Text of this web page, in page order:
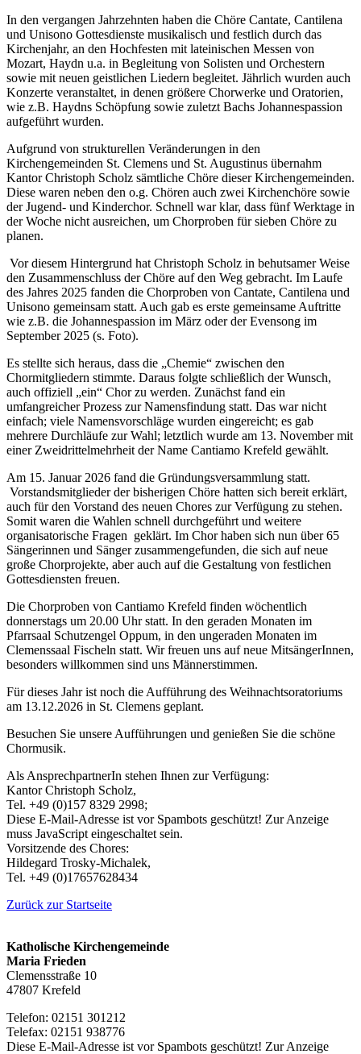
In den vergangen Jahrzehnten haben die Chöre Cantate, Cantilena
und Unisono Gottesdienste musikalisch und festlich durch das
Kirchenjahr, an den Hochfesten mit lateinischen Messen von
Mozart, Haydn u.a. in Begleitung von Solisten und Orchestern
sowie mit neuen geistlichen Liedern begleitet. Jährlich wurden auch
Konzerte veranstaltet, in denen größere Chorwerke und Oratorien,
wie z.B. Haydns Schöpfung sowie zuletzt Bachs Johannespassion
aufgeführt wurden.
Aufgrund von strukturellen Veränderungen in den
Kirchengemeinden St. Clemens und St. Augustinus übernahm
Kantor Christoph Scholz sämtliche Chöre dieser Kirchengemeinden.
Diese waren neben den o.g. Chören auch zwei Kirchenchöre sowie
der Jugend- und Kinderchor. Schnell war klar, dass fünf Werktage in
der Woche nicht ausreichen, um Chorproben für sieben Chöre zu
planen.
Vor diesem Hintergrund hat Christoph Scholz in behutsamer Weise
den Zusammenschluss der Chöre auf den Weg gebracht. Im Laufe
des Jahres 2025 fanden die Chorproben von Cantate, Cantilena und
Unisono gemeinsam statt. Auch gab es erste gemeinsame Auftritte
wie z.B. die Johannespassion im März oder der Evensong im
September 2025 (s. Foto).
Es stellte sich heraus, dass die „Chemie“ zwischen den
Chormitgliedern stimmte. Daraus folgte schließlich der Wunsch,
auch offiziell „ein“ Chor zu werden. Zunächst fand ein
umfangreicher Prozess zur Namensfindung statt. Das war nicht
einfach; viele Namensvorschläge wurden eingereicht; es gab
mehrere Durchläufe zur Wahl; letztlich wurde am 13. November mit
einer Zweidrittelmehrheit der Name Cantiamo Krefeld gewählt.
Am 15. Januar 2026 fand die Gründungsversammlung statt.
Vorstandsmitglieder der bisherigen Chöre hatten sich bereit erklärt,
auch für den Vorstand des neuen Chores zur Verfügung zu stehen.
Somit waren die Wahlen schnell durchgeführt und weitere
organisatorische Fragen geklärt. Im Chor haben sich nun über 65
Sängerinnen und Sänger zusammengefunden, die sich auf neue
große Chorprojekte, aber auch auf die Gestaltung von festlichen
Gottesdiensten freuen.
Die Chorproben von Cantiamo Krefeld finden wöchentlich
donnerstags um 20.00 Uhr statt. In den geraden Monaten im
Pfarrsaal Schutzengel Oppum, in den ungeraden Monaten im
Clemenssaal Fischeln statt. Wir freuen uns auf neue MitsängerInnen,
besonders willkommen sind uns Männerstimmen.
Für dieses Jahr ist noch die Aufführung des Weihnachtsoratoriums
am 13.12.2026 in St. Clemens geplant.
Besuchen Sie unsere Aufführungen und genießen Sie die schöne
Chormusik.
Als AnsprechpartnerIn stehen Ihnen zur Verfügung:
Kantor Christoph Scholz,
Tel. +49 (0)157 8329 2998;
Diese E-Mail-Adresse ist vor Spambots geschützt! Zur Anzeige
muss JavaScript eingeschaltet sein.
Vorsitzende des Chores:
Hildegard Trosky-Michalek,
Tel. +49 (0)17657628434
Zurück zur Startseite
Katholische Kirchengemeinde
Maria Frieden
Clemensstraße 10
47807 Krefeld
Telefon: 02151 301212
Telefax: 02151 938776
Diese E-Mail-Adresse ist vor Spambots geschützt! Zur Anzeige